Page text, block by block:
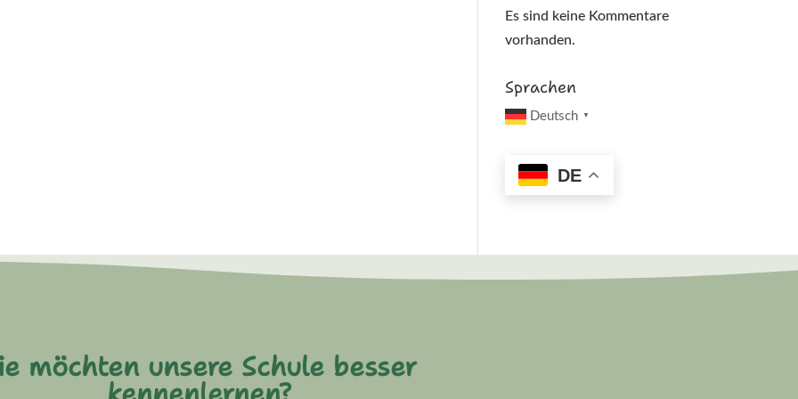
Es sind keine Kommentare
vorhanden.
Sprachen
Deutsch ▼
DE
möchten unsere Schule besser